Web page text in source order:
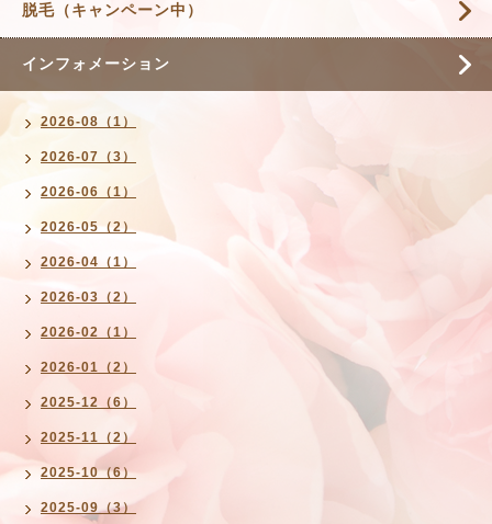
脱毛（キャンペーン中）
インフォメーション
2026-08（1）
2026-07（3）
2026-06（1）
2026-05（2）
2026-04（1）
2026-03（2）
2026-02（1）
2026-01（2）
2025-12（6）
2025-11（2）
2025-10（6）
2025-09（3）